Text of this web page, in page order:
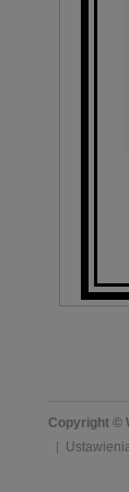
Copyright ©